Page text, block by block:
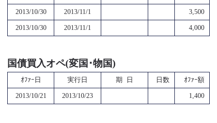
2013/10/30 2013/11/1 3,500
2013/10/30 2013/11/1 4,000
国債買入オペ(変国･物国)
ｵﾌｧｰ日 実行日 期 日 日数 ｵﾌｧｰ額
2013/10/21 2013/10/23 1,400